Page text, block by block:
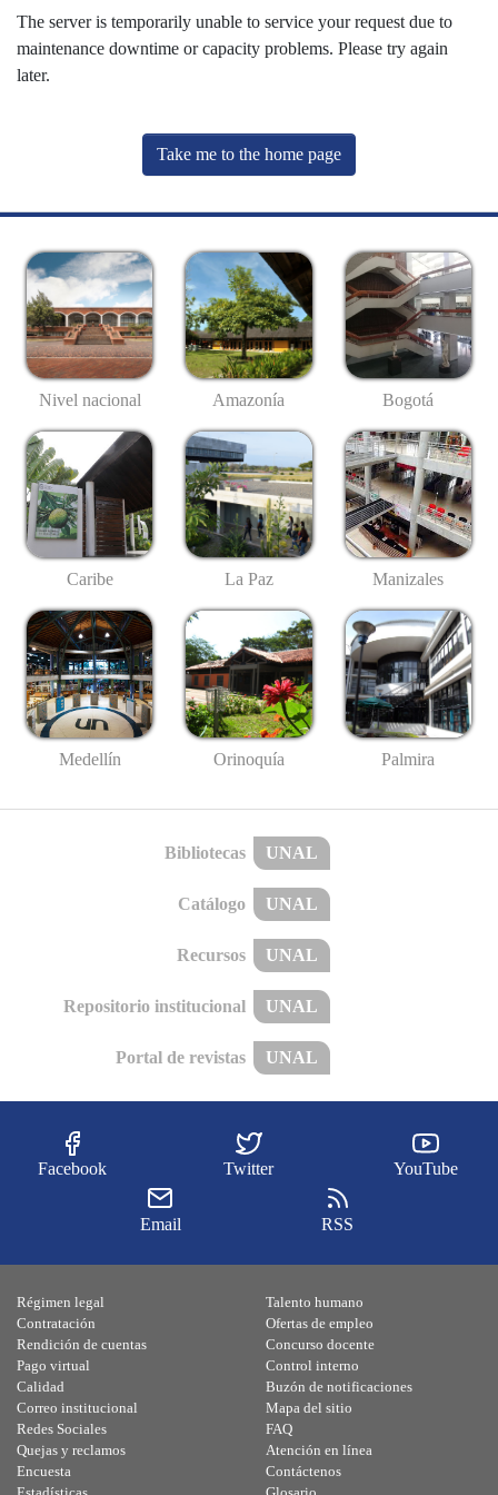
The server is temporarily unable to service your request due to
maintenance downtime or capacity problems. Please try again
later.
Take me to the home page
Nivel nacional Amazonía Bogotá
Caribe La Paz Manizales
Medellín Orinoquía Palmira
Bibliotecas UNAL
Catálogo UNAL
Recursos UNAL
Repositorio institucional UNAL
Portal de revistas UNAL
Facebook Twitter YouTube
Email RSS
Régimen legal
Contratación
Rendición de cuentas
Pago virtual
Calidad
Talento humano
Ofertas de empleo
Concurso docente
Control interno
Buzón de notificaciones
Correo institucional
Redes Sociales
Quejas y reclamos
Encuesta
Mapa del sitio
FAQ
Atención en línea
Contáctenos